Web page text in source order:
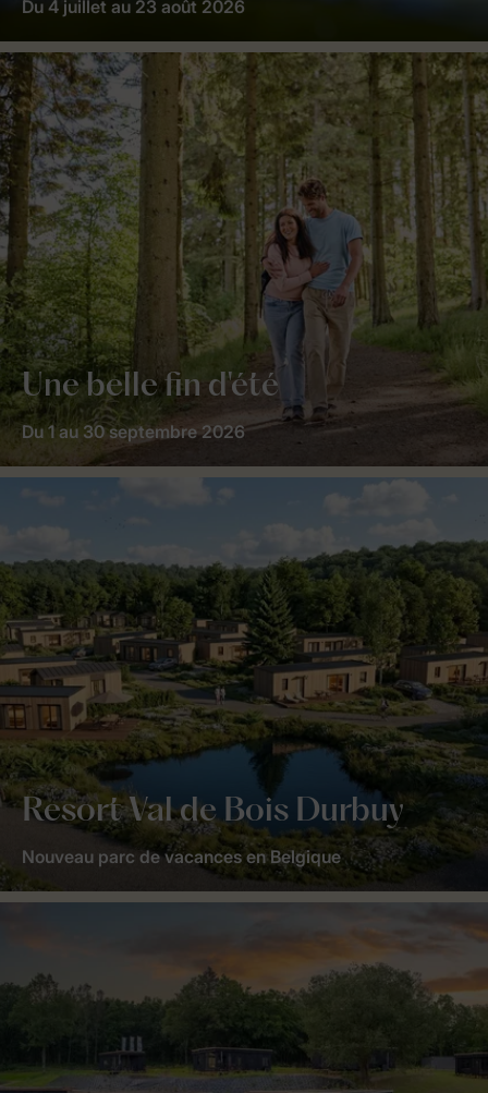
Du 4 juillet au 23 août 2026
Une belle fin d'été
Du 1 au 30 septembre 2026
Resort Val de Bois Durbuy
Nouveau parc de vacances en Belgique